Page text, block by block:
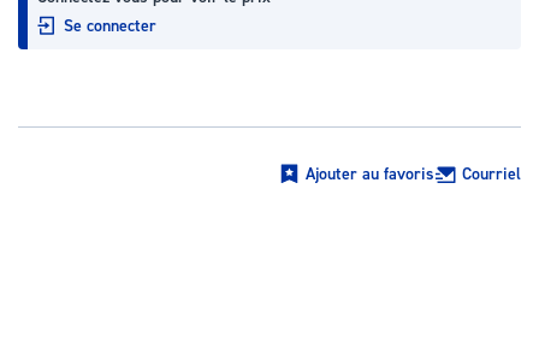
Se connecter
Ajouter au favoris Courriel